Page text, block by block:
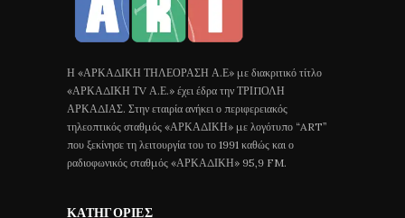
Η «ΑΡΚΑΔΙΚΗ ΤΗΛΕΟΡΑΣΗ Α.Ε» με διακριτικό τίτλο
«ΑΡΚΑΔΙΚΗ ΤV Α.Ε.» έχει έδρα την ΤΡΙΠΟΛΗ
ΑΡΚΑΔΙΑΣ. Στην εταιρία ανήκει ο περιφερειακός
τηλεοπτικός σταθμός «ΑΡΚΑΔΙΚΗ» με λογότυπο “ART”
που ξεκίνησε τη λειτουργία του το 1991 καθώς και ο
ραδιοφωνικός σταθμός «ΑΡΚΑΔΙΚΗ» 95,9 FM.
ΚΑΤΗΓΟΡΊΕΣ